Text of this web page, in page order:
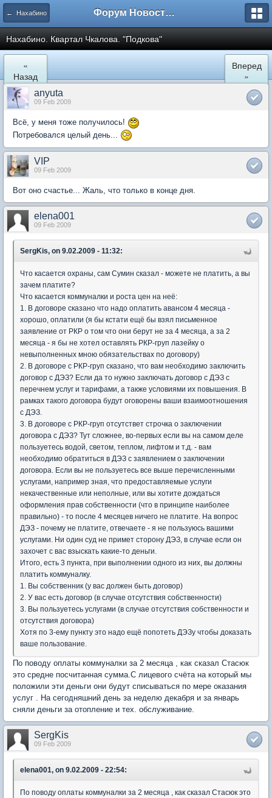
← Нахабино Форум Новостройки
Нахабино. Квартал Чкалова. "Подкова"
«
Назад
Вперед
»
anyuta
09 Feb 2009
Всё, у меня тоже получилось!
Потребовался целый день...
VIP
09 Feb 2009
Вот оно счастье... Жаль, что только в конце дня.
elena001
09 Feb 2009
SergKis, on 9.02.2009 - 11:32:
Что касается охраны, сам Сумин сказал - можете не платить, а вы
зачем платите?
Что касается коммуналки и роста цен на неё:
1. В договоре сказано что надо оплатить авансом 4 месяца -
хорошо, оплатили (я бы кстати ещё бы взял письменное
заявление от РКР о том что они берут не за 4 месяца, а за 2
месяца - я бы не хотел оставлять РКР-груп лазейку о
невыполненных мною обязательствах по договору)
2. В договоре с РКР-груп сказано, что вам необходимо заключить
договор с ДЭЗ? Если да то нужно заключать договор с ДЭЗ с
перечнем услуг и тарифами, а также условиями их повышения. В
рамках такого договора будут оговорены ваши взаимоотношения
с ДЭЗ.
3. В договоре с РКР-груп отсутствет строчка о заключении
договора с ДЭЗ? Тут сложнее, во-первых если вы на самом деле
пользуетесь водой, светом, теплом, лифтом и т.д. - вам
необходимо обратиться в ДЭЗ с заявлением о заключении
договора. Если вы не пользуетесь все выше перечисленными
услугами, например зная, что предоставляемые услуги
некачественные или неполные, или вы хотите дождаться
оформления прав собственности (что в принципе наиболее
правильно) - то после 4 месяцев ничего не платите. На вопрос
ДЭЗ - почему не платите, отвечаете - я не пользуюсь вашими
услугами. Ни один суд не примет сторону ДЭЗ, в случае если он
захочет с вас взыскать какие-то деньги.
Итого, есть 3 пункта, при выполнении одного из них, вы должны
платить коммуналку.
1. Вы собственник (у вас должен быть договор)
2. У вас есть договор (в случае отсутствия собственности)
3. Вы пользуетесь услугами (в случае отсутствия собственности и
отсутствия договора)
Хотя по 3-ему пункту это надо ещё попотеть ДЭЗу чтобы доказать
ваше пользование.
По поводу оплаты коммуналки за 2 месяца , как сказал Стасюк
это средне посчитанная сумма.С лицевого счёта на который мы
положили эти деньги они будут списываться по мере оказания
услуг . На сегодняшний день за неделю декабря и за январь
сняли деньги за отопление и тех. обслуживание.
SergKis
09 Feb 2009
elena001, on 9.02.2009 - 22:54:
По поводу оплаты коммуналки за 2 месяца , как сказал Стасюк это